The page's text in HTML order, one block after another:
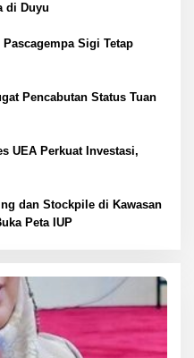
di Duyu
Sigi Tetap
Pencabutan Status Tuan
UEA Perkuat Investasi,
dan Stockpile di Kawasan
Peta IUP